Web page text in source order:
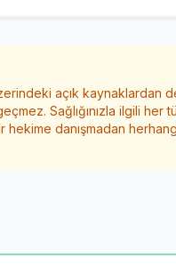
açık kaynaklardan
Sağlığınızla ilgili her
hekime danışmadan